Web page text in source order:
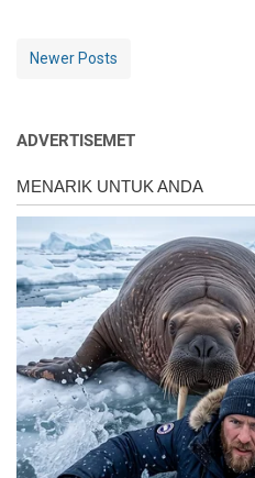
Newer Posts
ADVERTISEMET